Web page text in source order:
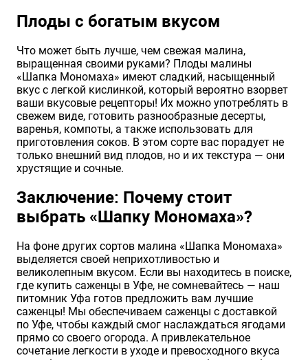
Плоды с богатым вкусом
Что может быть лучше, чем свежая малина,
выращенная своими руками? Плоды малины
«Шапка Мономаха» имеют сладкий, насыщенный
вкус с легкой кислинкой, который вероятно взорвет
ваши вкусовые рецепторы! Их можно употреблять в
свежем виде, готовить разнообразные десерты,
варенья, компоты, а также использовать для
приготовления соков. В этом сорте вас порадует не
только внешний вид плодов, но и их текстура — они
хрустящие и сочные.
Заключение: Почему стоит
выбрать «Шапку Мономаха»?
На фоне других сортов малина «Шапка Мономаха»
выделяется своей неприхотливостью и
великолепным вкусом. Если вы находитесь в поиске,
где купить саженцы в Уфе, не сомневайтесь — наш
питомник Уфа готов предложить вам лучшие
саженцы! Мы обеспечиваем саженцы с доставкой
по Уфе, чтобы каждый смог наслаждаться ягодами
прямо со своего огорода. А привлекательное
сочетание легкости в уходе и превосходного вкуса